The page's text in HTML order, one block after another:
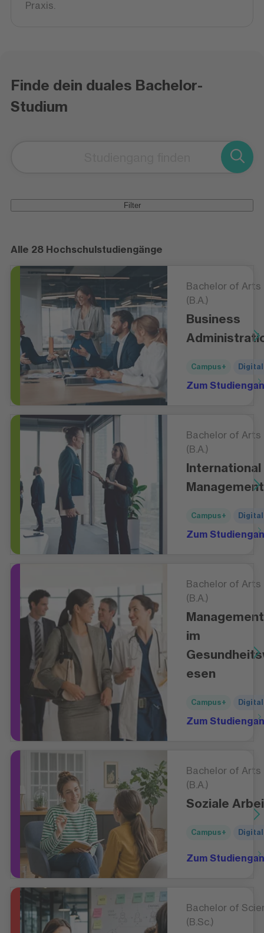
Praxis.
Finde dein duales Bachelor-
Studium
Filter
Alle 28 Hochschulstudiengänge
Bachelor of Arts
(B.A.)
Business
Campus+
Zum
Bachelor of Arts
(B.A.)
International
Management
Campus+
Zum
Bachelor of Arts
(B.A.)
Management
im
esen
Campus+
Zum
Bachelor of Arts
(B.A.)
Soziale
Campus+
Zum
Bachelor of
(B.Sc.)